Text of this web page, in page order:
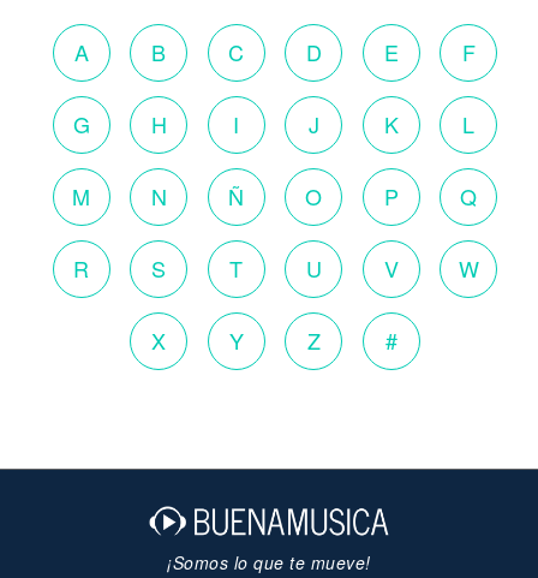
A B C D E F
G H I J K L
M N Ñ O P Q
R S T U V W
X Y Z #
¡Somos lo que te mueve!